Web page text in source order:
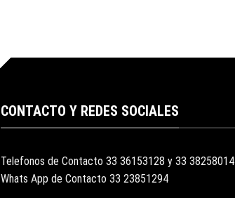
CONTACTO Y REDES SOCIALES
Telefonos de Contacto 33 36153128 y 33 38258014
Whats App de Contacto 33 23851294